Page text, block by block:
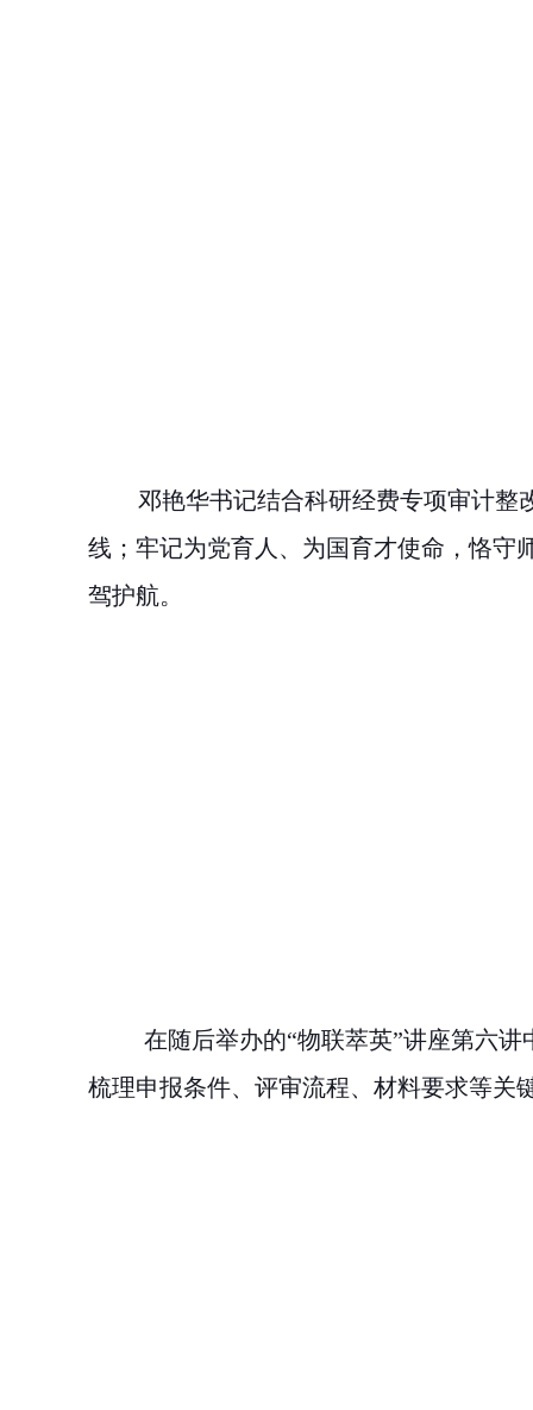
邓艳华书记结合科研经费专项审计整
线；牢记为党育人、为国育才使命，恪守
驾护航。
在随后举办的“物联萃英”讲座第六
梳理申报条件、评审流程、材料要求等关